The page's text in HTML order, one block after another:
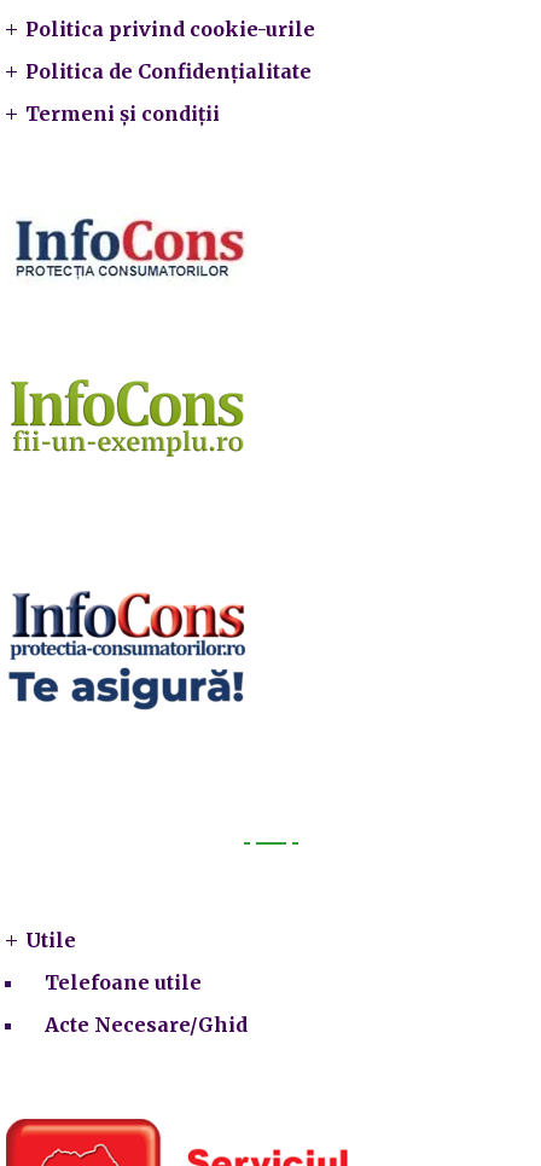
Politica privind cookie-urile
Politica de Confidențialitate
Termeni și condiții
Utile
Telefoane utile
Acte Necesare/Ghid